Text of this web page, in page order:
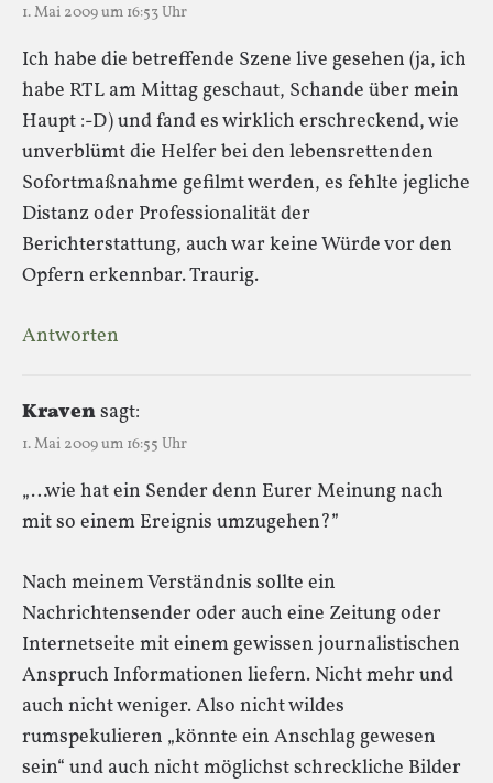
1. Mai 2009 um 16:53 Uhr
Ich habe die betreffende Szene live gesehen (ja, ich
habe RTL am Mittag geschaut, Schande über mein
Haupt :-D) und fand es wirklich erschreckend, wie
unverblümt die Helfer bei den lebensrettenden
Sofortmaßnahme gefilmt werden, es fehlte jegliche
Distanz oder Professionalität der
Berichterstattung, auch war keine Würde vor den
Opfern erkennbar. Traurig.
Antworten
Kravensagt:
1. Mai 2009 um 16:55 Uhr
„…wie hat ein Sender denn Eurer Meinung nach
mit so einem Ereignis umzugehen?”
Nach meinem Verständnis sollte ein
Nachrichtensender oder auch eine Zeitung oder
Internetseite mit einem gewissen journalistischen
Anspruch Informationen liefern. Nicht mehr und
auch nicht weniger. Also nicht wildes
rumspekulieren „könnte ein Anschlag gewesen
sein“ und auch nicht möglichst schreckliche Bilder